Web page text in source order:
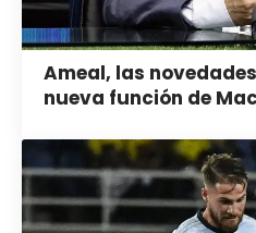
Ameal, las
nueva función de